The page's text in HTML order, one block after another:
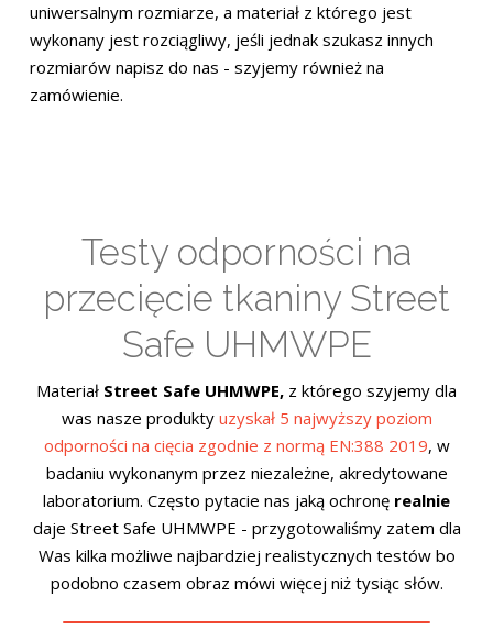
uniwersalnym rozmiarze, a materiał z którego jest
wykonany jest rozciągliwy, jeśli jednak szukasz innych
rozmiarów napisz do nas - szyjemy również na
zamówienie.
Testy odporności na
przecięcie tkaniny Street
Safe UHMWPE
Materiał Street Safe UHMWPE, z którego szyjemy dla
was nasze produkty uzyskał 5 najwyższy poziom
odporności na cięcia zgodnie z normą EN:388 2019, w
badaniu wykonanym przez niezależne, akredytowane
laboratorium. Często pytacie nas jaką ochronę realnie
daje Street Safe UHMWPE - przygotowaliśmy zatem dla
Was kilka możliwe najbardziej realistycznych testów bo
podobno czasem obraz mówi więcej niż tysiąc słów.